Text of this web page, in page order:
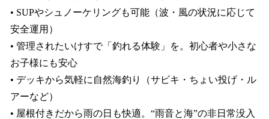
• SUPやシュノーケリングも可能（波・風の状況に応じて
安全運用）
• 管理されたいけすで「釣れる体験」を。初心者や小さな
お子様にも安心
• デッキから気軽に自然海釣り（サビキ・ちょい投げ・ル
アーなど）
• 屋根付きだから雨の日も快適。“雨音と海”の非日常没入